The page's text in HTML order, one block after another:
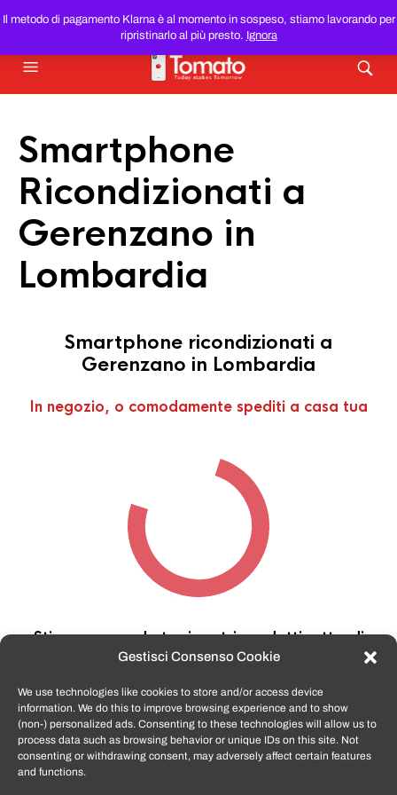
Gestisci Consenso Cookie
We use technologies like cookies to store and/or access device
information. We do this to improve browsing experience and to show
(non-) personalized ads. Consenting to these technologies will allow us to
process data such as browsing behavior or unique IDs on this site. Not
consenting or withdrawing consent, may adversely affect certain features
and functions.
Il metodo di pagamento Klarna è al momento in sospeso, stiamo lavorando per
ripristinarlo al più presto. Ignora
SMARTPHONE E TABLET RICONDIZIONATIAL MIGLIOR
PREZZO DEL WEB!
Smartphone
Ricondizionati a
Gerenzano in
Lombardia
Smartphone ricondizionati a
Gerenzano in Lombardia
In negozio, o comodamente spediti a casa tua
Stiamo cercando tra i nostri prodotti, attendi
qualche secondo…
TomatoSmartphone.itè lo shop n.1 in italia per
smartphone ricondizionati garantiti e certificati
di tutte le marche,APPLE, SAMSUNG, HUAWEI,
ONEPLUS, XIAOMI e tanto altro